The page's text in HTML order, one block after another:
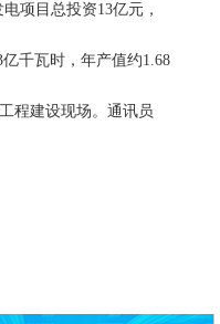
项目总投资13亿元，
千瓦时，年产值约1.68
程建设现场。通讯员